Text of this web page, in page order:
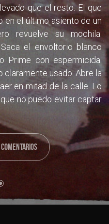
que el resto. El que
en el último asiento de un
revuelve su mochila.
el envoltorio blanco
Prime con espermicida.
claramente usado. Abre la
en mitad de la calle. Lo
no puedo evitar captar